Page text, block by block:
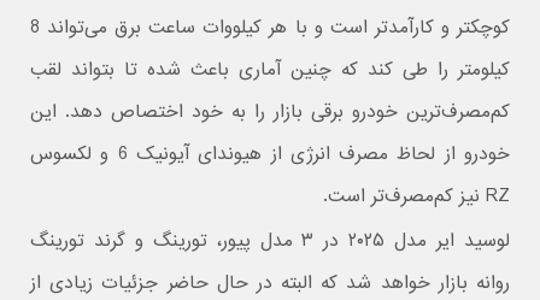
کوچکتر و کارآمدتر است و با هر کیلووات ساعت برق می‌تواند 8
کیلومتر را طی کند که چنین آماری باعث شده تا بتواند لقب
کم‌مصرف‌ترین خودرو برقی بازار را به خود اختصاص دهد. این
خودرو از لحاظ مصرف انرژی از هیوندای آیونیک 6 و لکسوس
RZ نیز کم‌مصرف‌تر است.
لوسید ایر مدل ۲۰۲۵ در ۳ مدل پیور، تورینگ و گرند تورینگ
روانه بازار خواهد شد که البته در حال حاضر جزئیات زیادی از